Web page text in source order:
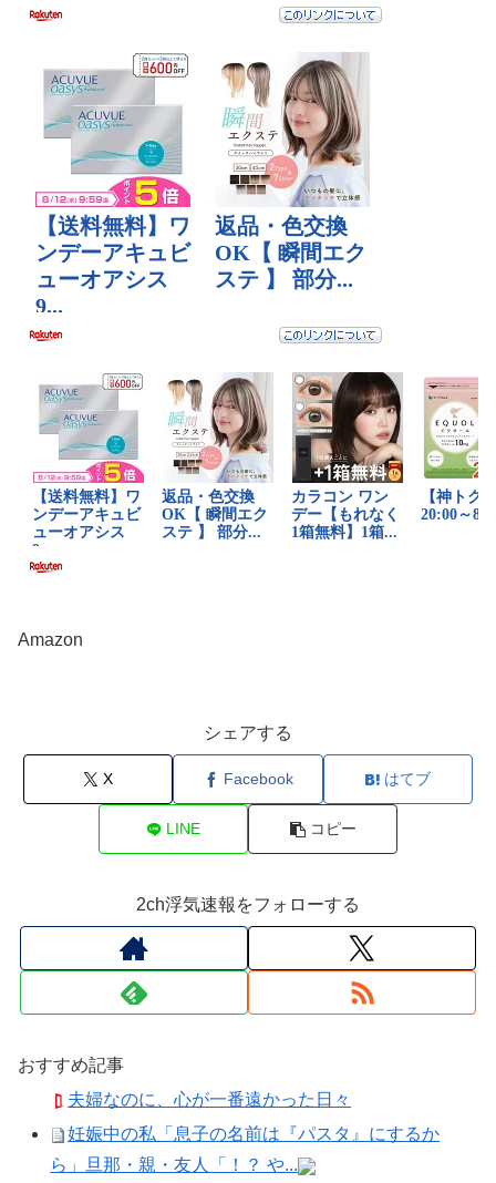
Amazon
シェアする
X Facebook はてブ
LINE コピー
2ch浮気速報をフォローする
おすすめ記事
夫婦なのに、心が一番遠かった日々
妊娠中の私「息子の名前は『パスタ』にするか
ら」旦那・親・友人「！？ や...